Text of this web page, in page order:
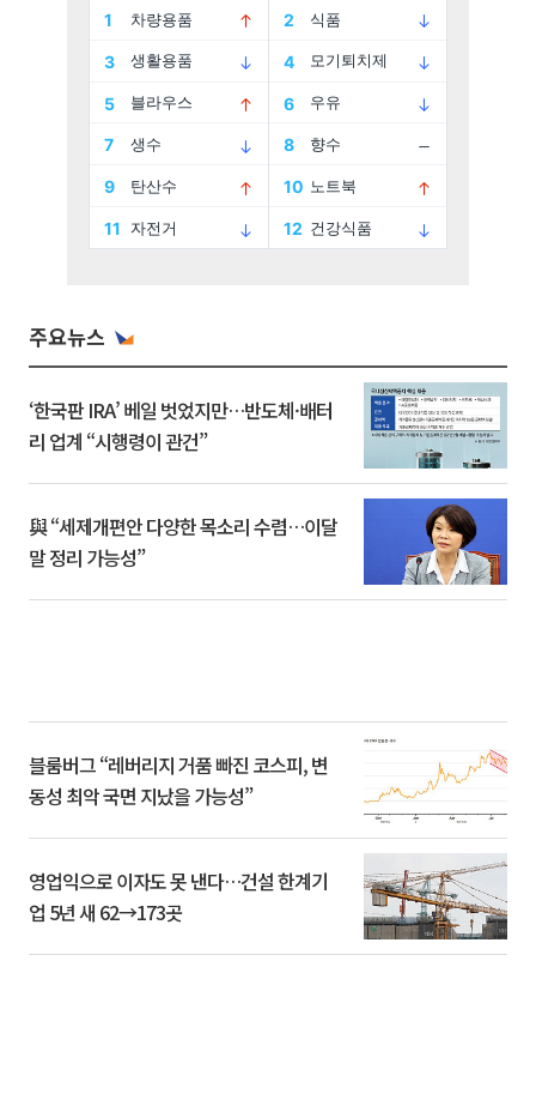
주요뉴스
‘한국판 IRA’ 베일 벗었지만…반도체·배터
리 업계 “시행령이 관건”
與 “세제개편안 다양한 목소리 수렴…이달
말 정리 가능성”
블룸버그 “레버리지 거품 빠진 코스피, 변
동성 최악 국면 지났을 가능성”
영업익으로 이자도 못 낸다…건설 한계기
업 5년 새 62→173곳